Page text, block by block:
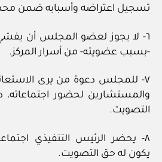
تسجيل اعتراضه وأسبابه ضمن
٦- لا يجوز لعضو المجلس أن
-بسبب عضويته- من أسرار المركز.
٧- للمجلس دعوة من يرى
والمستشارين لحضور
التصويت.
٨- يحضر الرئيس التنفيذي
يكون له حق التصويت.